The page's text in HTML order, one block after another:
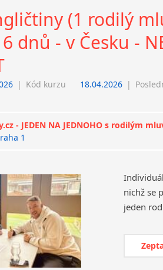
(1 rodilý
dnů - v Česku -
| Kód kurzu 18.04.2026 |
- JEDEN NA JEDNOHO s rodilým
1
nichž se